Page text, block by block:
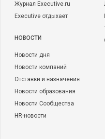
IDEMA
Depiflax
Профессиональные
Orly
Sophin
inm
vov
Профессиональные
Журнал Executive.ru
Executive отдыхает
НОВОСТИ
Новости дня
Новости компаний
Отставки и назначения
Новости образования
Новости Сообщества
HR-новости